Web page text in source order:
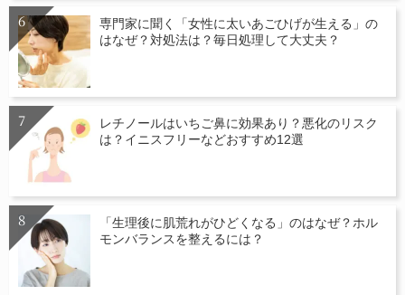
専門家に聞く「女性に太いあごひげが生える」の
はなぜ？対処法は？毎日処理して大丈夫？
レチノールはいちご鼻に効果あり？悪化のリスク
は？イニスフリーなどおすすめ12選
「生理後に肌荒れがひどくなる」のはなぜ？ホル
モンバランスを整えるには？